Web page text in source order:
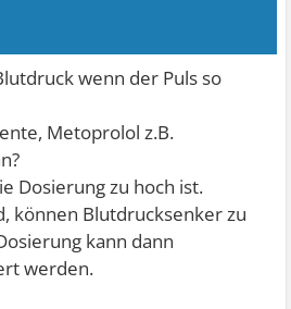
wenn der Puls so
Metoprolol z.B.
Dosierung zu hoch ist.
können Blutdrucksenker zu
kann dann
werden.